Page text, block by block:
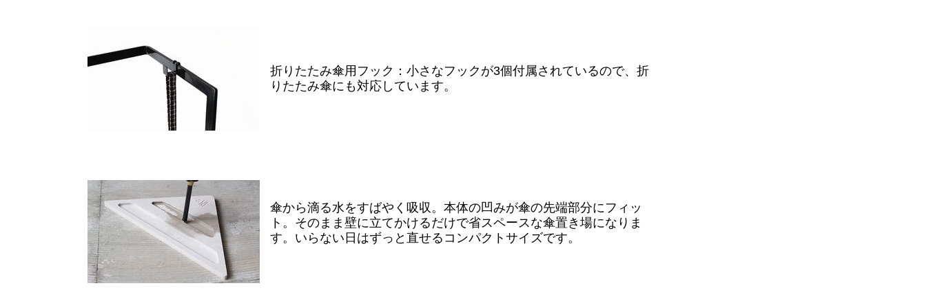
折りたたみ傘用フック：小さなフックが3個付属されているので、折
りたたみ傘にも対応しています。
傘から滴る水をすばやく吸収。本体の凹みが傘の先端部分にフィッ
ト。そのまま壁に立てかけるだけで省スペースな傘置き場になりま
す。いらない日はずっと直せるコンパクトサイズです。